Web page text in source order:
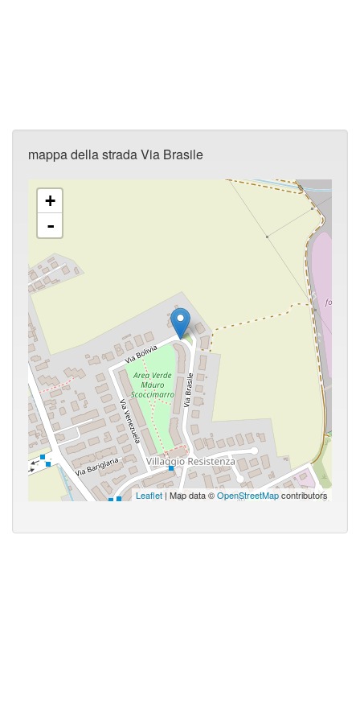
mappa della strada Via Brasile
+
-
Leaflet | Map data ©OpenStreetMapcontributors